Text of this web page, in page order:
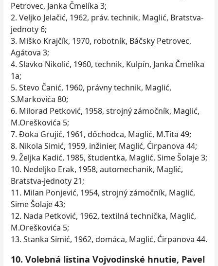
Petrovec, Janka Čmelíka 3;
2. Veljko Jelačić, 1962, práv. technik, Maglić, Bratstva-
jednoty 6;
3. Miško Krajčík, 1970, robotník, Báčsky Petrovec,
Agátova 3;
4. Slavko Nikolić, 1960, technik, Kulpín, Janka Čmelíka
1a;
5. Stevo Čanić, 1960, právny technik, Maglić,
S.Markovića 80;
6. Milorad Petković, 1958, strojný zámočník, Maglić,
M.Oreškovića 5;
7. Đoka Grujić, 1961, dôchodca, Maglić, M.Tita 49;
8. Nikola Simić, 1959, inžinier, Maglić, Ćirpanova 44;
9. Željka Kadić, 1985, študentka, Maglić, Sime Šolaje 3;
10. Nedeljko Erak, 1958, automechanik, Maglić,
Bratstva-jednoty 21;
11. Milan Ponjević, 1954, strojný zámočník, Maglić,
Sime Šolaje 43;
12. Nada Petković, 1962, textilná technička, Maglić,
M.Oreškovića 5;
13. Stanka Simić, 1962, domáca, Maglić, Ćirpanova 44.
10. Volebná listina Vojvodinské hnutie, Pavel